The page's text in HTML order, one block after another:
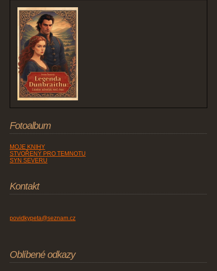
Fotoalbum
MOJE KNIHY
STVOŘENÝ PRO TEMNOTU
SYN SEVERU
Kontakt
povidkypeta@seznam.cz
Oblíbené odkazy